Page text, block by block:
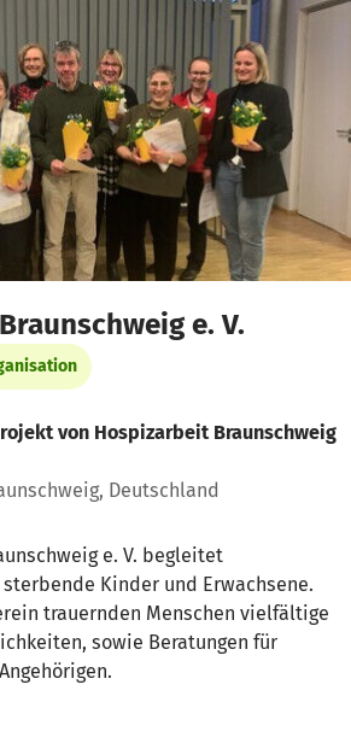
anzeigen
e. V.
von Hospizarbeit Braunschweig
Deutschland
e. V. begleitet
Kinder und Erwachsene.
trauernden Menschen vielfältige
sowie Beratungen für